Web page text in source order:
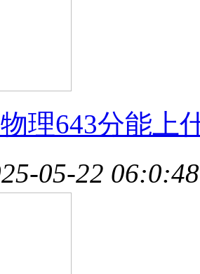
理643分能上
05-22 06:0:48